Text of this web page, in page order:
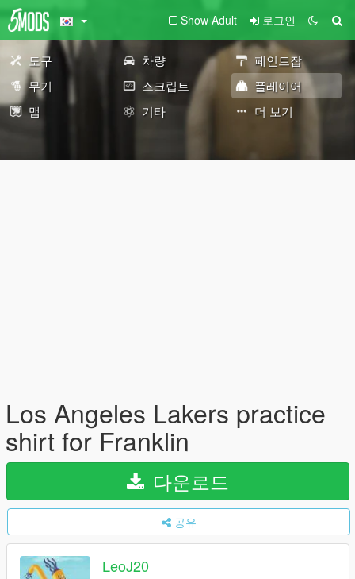
Show Adult 로그인
도구 차량
페인트잡
무기
스크립트
플레이어
맵
기타 더 보기
Los Angeles Lakers practice
shirt for Franklin
다운로드
공유
LeoJ20